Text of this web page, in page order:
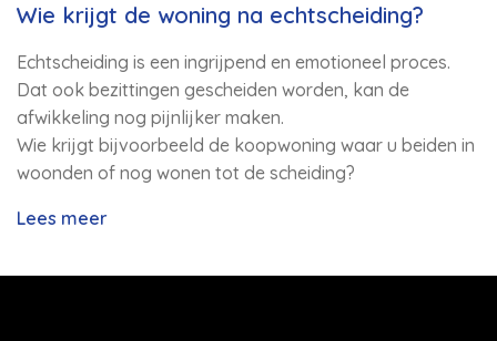
Wie krijgt de woning na echtscheiding?
Echtscheiding is een ingrijpend en emotioneel proces.
Dat ook bezittingen gescheiden worden, kan de
afwikkeling nog pijnlijker maken.
Wie krijgt bijvoorbeeld de koopwoning waar u beiden in
woonden of nog wonen tot de scheiding?
Lees meer